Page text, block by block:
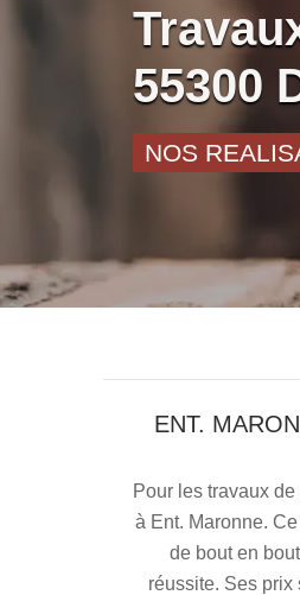
55300
NOS
ENT.
Pour les travaux
à Ent. Maronne.
de bout en
réussite. Ses prix